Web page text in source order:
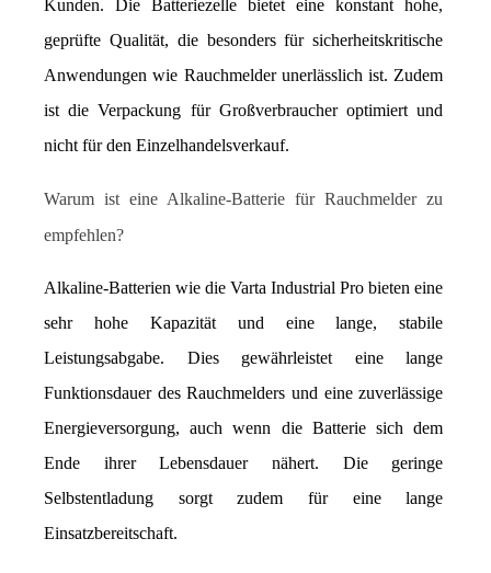
Kunden. Die Batteriezelle bietet eine konstant hohe,
geprüfte Qualität, die besonders für sicherheitskritische
Anwendungen wie Rauchmelder unerlässlich ist. Zudem
ist die Verpackung für Großverbraucher optimiert und
nicht für den Einzelhandelsverkauf.
Warum ist eine Alkaline-Batterie für Rauchmelder zu
empfehlen?
Alkaline-Batterien wie die Varta Industrial Pro bieten eine
sehr hohe Kapazität und eine lange, stabile
Leistungsabgabe. Dies gewährleistet eine lange
Funktionsdauer des Rauchmelders und eine zuverlässige
Energieversorgung, auch wenn die Batterie sich dem
Ende ihrer Lebensdauer nähert. Die geringe
Selbstentladung sorgt zudem für eine lange
Einsatzbereitschaft.